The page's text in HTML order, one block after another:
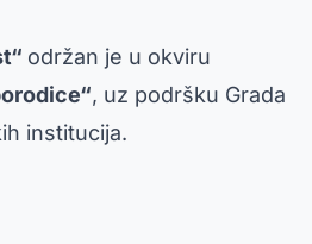
održan je u okviru
, uz podršku Grada
institucija.